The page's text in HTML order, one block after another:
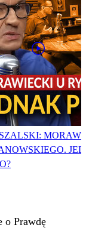
o Prawdę